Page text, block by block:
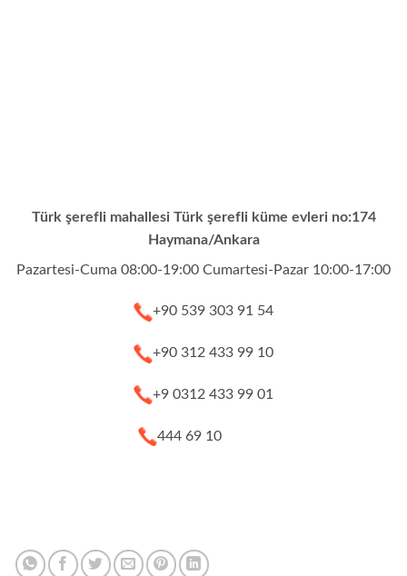
Türk şerefli mahallesi Türk şerefli küme evleri no:174
Haymana/Ankara
Pazartesi-Cuma 08:00-19:00 Cumartesi-Pazar 10:00-17:00
+90 539 303 91 54
+90 312 433 99 10
+9 0312 433 99 01
444 69 10